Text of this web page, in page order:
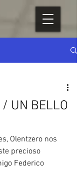
/ UN BELLO
Olentzero nos
precioso
Federico